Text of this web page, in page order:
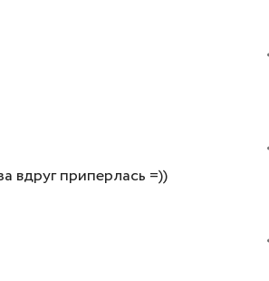
вдруг приперлась =))